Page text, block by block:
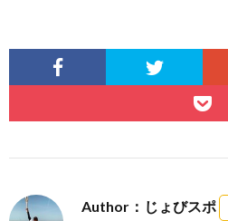
Author：じょびスポ